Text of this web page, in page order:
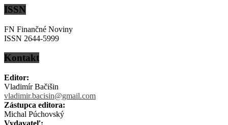
ISSN
FN Finančné Noviny
ISSN 2644-5999
Kontakt
Editor:
Vladimír Bačišin
vladimir.bacisin@gmail.com
Zástupca editora:
Michal Púchovský
Vydavateľ: